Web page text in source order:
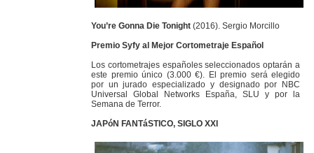
You’re Gonna Die Tonight (2016). Sergio Morcillo
Premio Syfy al Mejor Cortometraje Español
Los cortometrajes españoles seleccionados optarán a
este premio único (3.000 €). El premio será elegido
por un jurado especializado y designado por NBC
Universal Global Networks España, SLU y por la
Semana de Terror.
JAPóN FANTáSTICO, SIGLO XXI